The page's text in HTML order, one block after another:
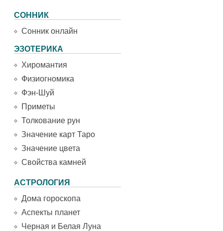
СОННИК
Сонник онлайн
ЭЗОТЕРИКА
Хиромантия
Физиогномика
Фэн-Шуй
Приметы
Толкование рун
Значение карт Таро
Значение цвета
Свойства камней
АСТРОЛОГИЯ
Дома гороскопа
Аспекты планет
Черная и Белая Луна